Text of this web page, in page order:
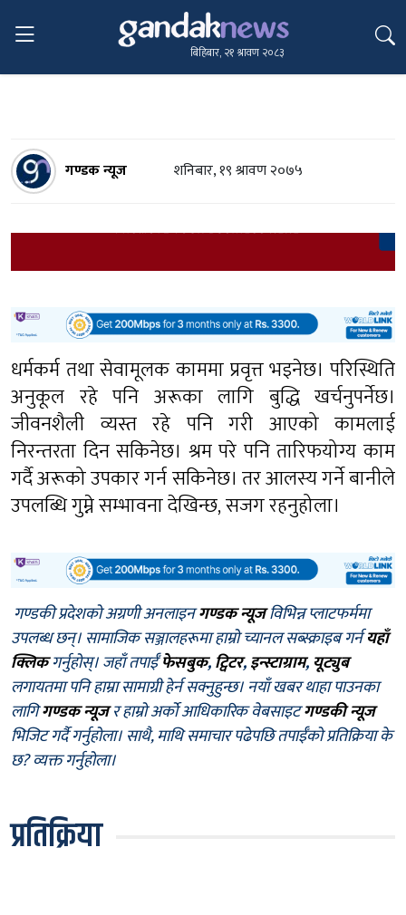
बिहिबार, २१ श्रावण २०८३
गण्डक न्यूज शनिबार, १९ श्रावण २०७५
धर्मकर्म तथा सेवामूलक काममा प्रवृत्त भइनेछ। परिस्थिति
अनुकूल रहे पनि अरूका लागि बुद्धि खर्चनुपर्नेछ।
जीवनशैली व्यस्त रहे पनि गरी आएको कामलाई
निरन्तरता दिन सकिनेछ। श्रम परे पनि तारिफयोग्य काम
गर्दै अरूको उपकार गर्न सकिनेछ। तर आलस्य गर्ने बानीले
उपलब्धि गुम्ने सम्भावना देखिन्छ, सजग रहनुहोला।
गण्डकी प्रदेशको अग्रणी अनलाइनगण्डक न्यूजविभिन्न प्लाटफर्ममा
उपलब्ध छन्। सामाजिक सञ्जालहरूमा हाम्रो च्यानल सब्स्क्राइब गर्नयहाँ
क्लिकगर्नुहोस्। जहाँ तपाईँफेसबुक,ट्विटर,इन्स्टाग्राम, यूट्युब
लगायतमा पनि हाम्रा सामाग्री हेर्न सक्नुहुन्छ। नयाँ खबर थाहा पाउनका
लागिगण्डक न्यूजर हाम्रो अर्को आधिकारिक वेबसाइटगण्डकी न्यूज
भिजिट गर्दै गर्नुहोला। साथै, माथि समाचार पढेपछि तपाईँको प्रतिक्रिया के
छ? व्यक्त गर्नुहोला।
प्रतिक्रिया